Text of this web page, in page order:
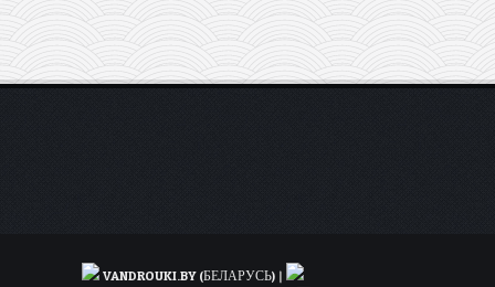
туда-
обратно
VANDROUKI.BY (БЕЛАРУСЬ) |